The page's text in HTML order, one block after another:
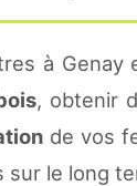
à
, obtenir
de vos
sur le long